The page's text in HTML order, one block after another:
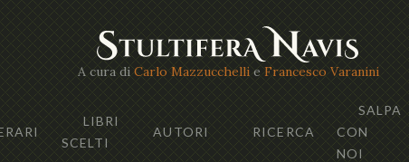
A cura di Carlo Mazzucchellie Francesco Varanini
LIBRI
SCELTI
AUTORI RICERCA
SALPA
CON
NOI